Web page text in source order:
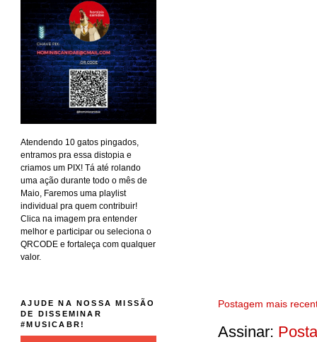
Postagem mais
Assinar:
Atendendo 10 gatos pingados,
entramos pra essa distopia e
criamos um PIX! Tá até rolando
uma ação durante todo o mês de
Maio, Faremos uma playlist
individual pra quem contribuir!
Clica na imagem pra entender
melhor e participar ou seleciona o
QRCODE e fortaleça com qualquer
valor.
AJUDE NA NOSSA MISSÃO
DE DISSEMINAR
#MUSICABR!